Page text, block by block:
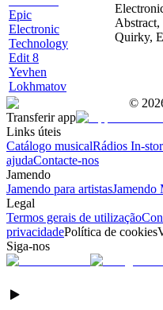
Epic
Electronic
Technology
Edit 8
Yevhen
Lokhmatov
Abstract,
Quirky,
©
Transferir app
Links úteis
Catálogo musicalRádios In-
ajudaContacte-nos
Jamendo
Jamendo para artistasJamendo
Legal
Termos gerais de utilização
privacidadePolítica de cookies
Siga-nos